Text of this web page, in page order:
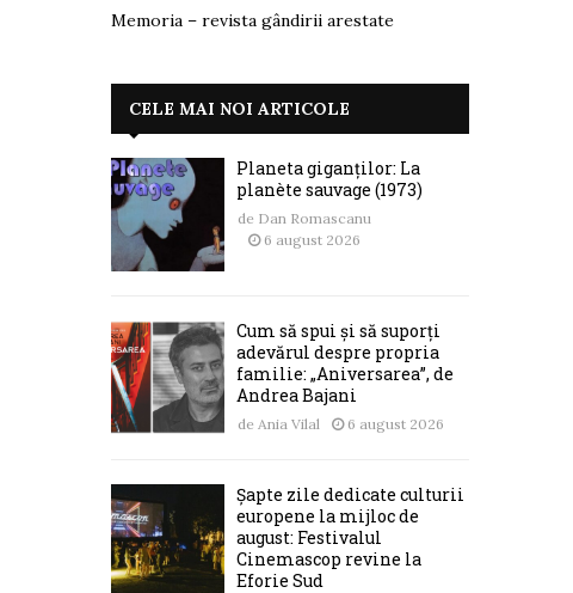
Memoria – revista gândirii arestate
CELE MAI NOI ARTICOLE
Planeta giganților: La
planète sauvage (1973)
de Dan Romascanu
6 august 2026
Cum să spui și să suporți
adevărul despre propria
familie: „Aniversarea”, de
Andrea Bajani
de Ania Vilal 6 august 2026
Șapte zile dedicate culturii
europene la mijloc de
august: Festivalul
Cinemascop revine la
Eforie Sud